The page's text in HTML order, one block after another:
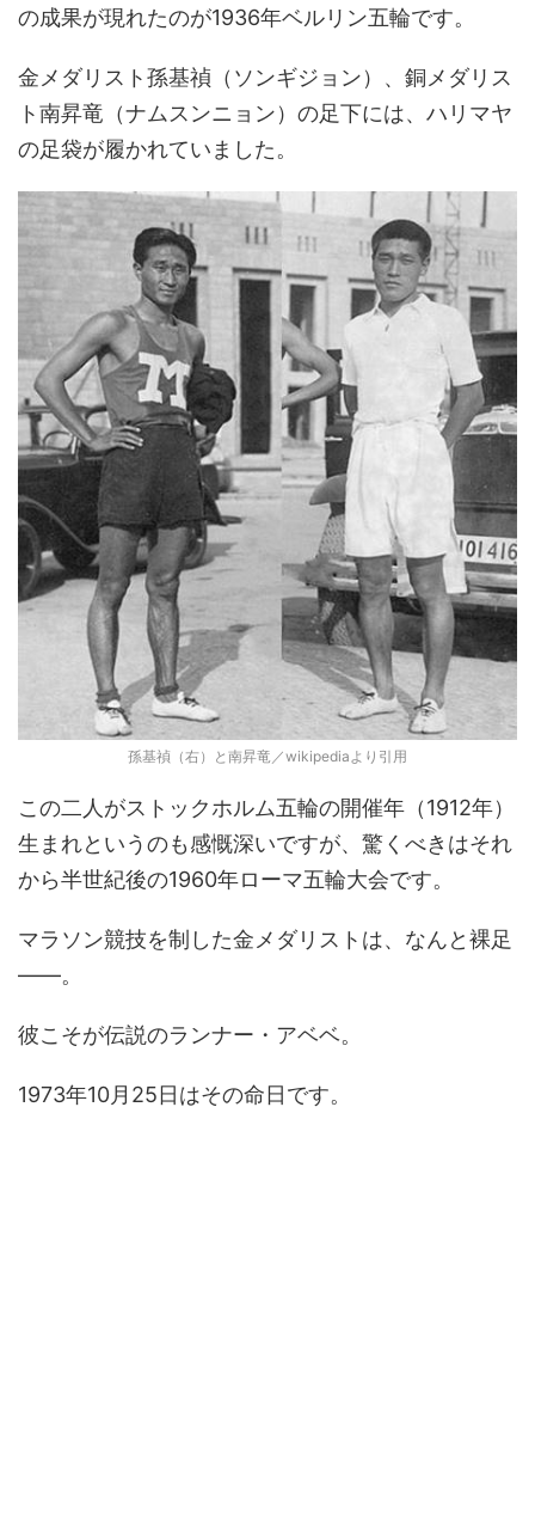
の成果が現れたのが1936年ベルリン五輪です。
金メダリスト孫基禎（ソンギジョン）、銅メダリス
ト南昇竜（ナムスンニョン）の足下には、ハリマヤ
の足袋が履かれていました。
孫基禎（右）と南昇竜／wikipediaより引用
この二人がストックホルム五輪の開催年（1912年）
生まれというのも感慨深いですが、驚くべきはそれ
から半世紀後の1960年ローマ五輪大会です。
マラソン競技を制した金メダリストは、なんと裸足
——。
彼こそが伝説のランナー・アベベ。
1973年10月25日はその命日です。